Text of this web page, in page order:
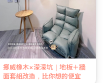
挪威橡木×濛濛坑｜地板＋牆
面套組改造，比你想的便宜